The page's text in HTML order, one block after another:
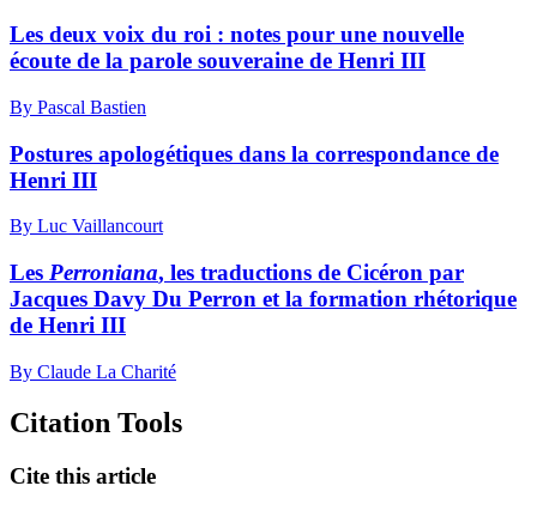
Les deux voix du roi : notes pour une nouvelle
écoute de la parole souveraine de Henri III
By Pascal Bastien
Postures apologétiques dans la correspondance de
Henri III
By Luc Vaillancourt
Les Perroniana, les traductions de Cicéron par
Jacques Davy Du Perron et la formation rhétorique
de Henri III
By Claude La Charité
Citation Tools
Cite this article